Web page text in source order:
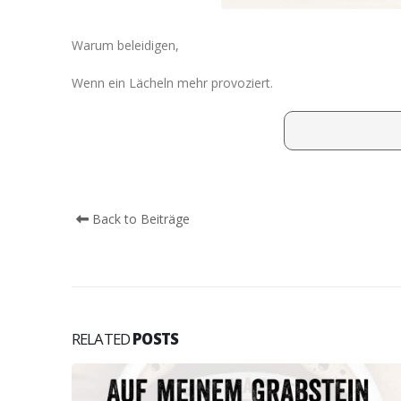
Warum beleidigen,
Wenn ein Lächeln mehr provoziert.
Back to Beiträge
RELATEDPOSTS